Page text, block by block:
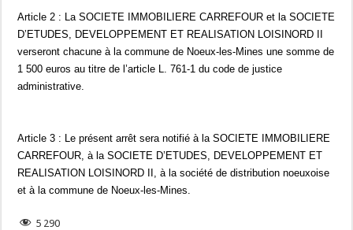
Article 2 : La SOCIETE IMMOBILIERE CARREFOUR et la SOCIETE
D’ETUDES, DEVELOPPEMENT ET REALISATION LOISINORD II
verseront chacune à la commune de Noeux-les-Mines une somme de
1 500 euros au titre de l’article L. 761-1 du code de justice
administrative.
Article 3 : Le présent arrêt sera notifié à la SOCIETE IMMOBILIERE
CARREFOUR, à la SOCIETE D’ETUDES, DEVELOPPEMENT ET
REALISATION LOISINORD II, à la société de distribution noeuxoise
et à la commune de Noeux-les-Mines.
5 290